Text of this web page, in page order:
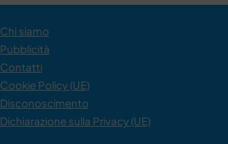
Chi siamo
Pubblicità
Contatti
Cookie Policy (UE)
Disconoscimento
Dichiarazione sulla Privacy (UE)